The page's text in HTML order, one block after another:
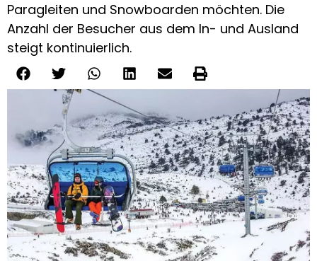
Paragleiten und Snowboarden möchten. Die
Anzahl der Besucher aus dem In- und Ausland
steigt kontinuierlich.